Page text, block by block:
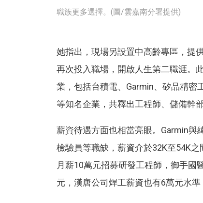
職族更多選擇。(圖/雲嘉南分署提供)
她指出，現場另設置中高齡專區，提
再次投入職場，開啟人生第二職涯。
業，包括台積電、Garmin、矽品精密
等知名企業，共釋出工程師、儲備幹
薪資待遇方面也相當亮眼。Garmin與
檢驗員等職缺，薪資介於32K至54K
月薪10萬元招募研發工程師，御手國
元，漢唐公司焊工薪資也有6萬元水準